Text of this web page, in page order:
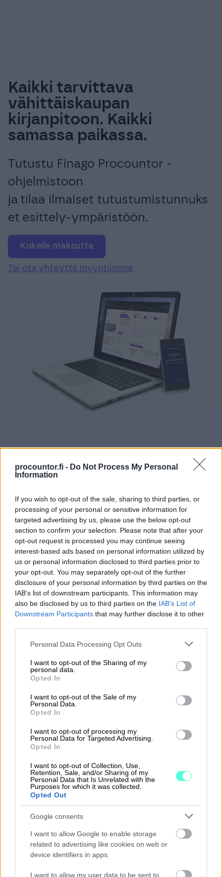
procountor.fi - Do Not Process My Personal
Information
If you wish to opt-out of the sale, sharing to third parties, or
processing of your personal or sensitive information for
targeted advertising by us, please use the below opt-out
section to confirm your selection. Please note that after your
opt-out request is processed you may continue seeing
interest-based ads based on personal information utilized by
us or personal information disclosed to third parties prior to
your opt-out. You may separately opt-out of the further
disclosure of your personal information by third parties on the
IAB’s list of downstream participants. This information may
also be disclosed by us to third parties on the IAB’s List of
Downstream Participants that may further disclose it to other
Please note that this website/app uses one or more Google
not limited to your visit or usage behaviour. You may click to
grant or deny consent to Google and its third-party tags to
use your data for below specified purposes in below Google
consent section.
Personal Data Processing Opt Outs
I want to opt-out of the Sharing of my
personal data.
Opted In
I want to opt-out of the Sale of my
Personal Data.
Opted In
I want to opt-out of processing my
Personal Data for Targeted Advertising.
Opted In
I want to opt-out of Collection, Use,
Retention, Sale, and/or Sharing of my
Personal Data that Is Unrelated with the
Purposes for which it was collected.
Opted Out
Google consents
I want to allow Google to enable storage
related to advertising like cookies on web or
device identifiers in apps.
I want to allow my user data to be sent to
Kaikki tarvittava
vähittäiskaupan
kirjanpitoon. Kaikki
samassa paikassa.
Tutustu Finago Procountor -
ohjelmistoon
ja tilaa ilmaiset tutustumistunnuks
et esittely-ympäristöön.
Kokeile maksutta
Tai ota yhteyttä myyntiimme
Tutustu muihin
asiakastarinoihin
Ajansäästö
Aikaa säästyy niihin asioihin, mihin minun
pitää keskittyä eli blenderin pyörittämiseen
ja toiminnan kehittämiseen. Kaikki paperin
pyöritys on jäänyt historiaan.
Irina Nurmi
YRITTÄJÄ, SMOOTH IT